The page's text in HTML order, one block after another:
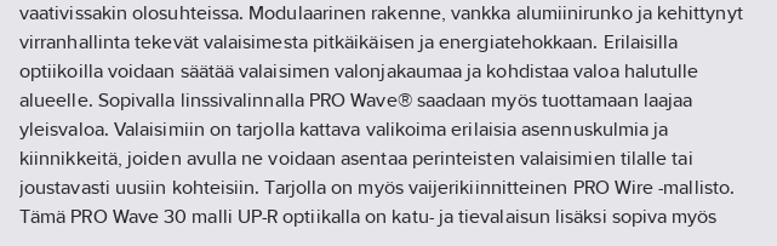
vaativissakin olosuhteissa. Modulaarinen rakenne, vankka alumiinirunko ja kehittynyt
virranhallinta tekevät valaisimesta pitkäikäisen ja energiatehokkaan. Erilaisilla
optiikoilla voidaan säätää valaisimen valonjakaumaa ja kohdistaa valoa halutulle
alueelle. Sopivalla linssivalinnalla PRO Wave® saadaan myös tuottamaan laajaa
yleisvaloa. Valaisimiin on tarjolla kattava valikoima erilaisia asennuskulmia ja
kiinnikkeitä, joiden avulla ne voidaan asentaa perinteisten valaisimien tilalle tai
joustavasti uusiin kohteisiin. Tarjolla on myös vaijerikiinnitteinen PRO Wire -mallisto.
Tämä PRO Wave 30 malli UP-R optiikalla on katu- ja tievalaisun lisäksi sopiva myös